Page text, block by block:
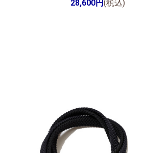
28,600円(税込)